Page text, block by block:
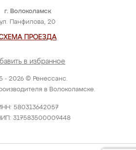
- 2026 © Ренессанс.
в Волоколамске.
580313642057
317583500009448
г. Волоколамск
ул. Панфилова, 20
ПРОЕЗДА
в избранное